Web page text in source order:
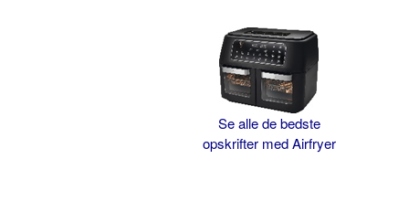
Se alle de bedste
opskrifter med Airfryer